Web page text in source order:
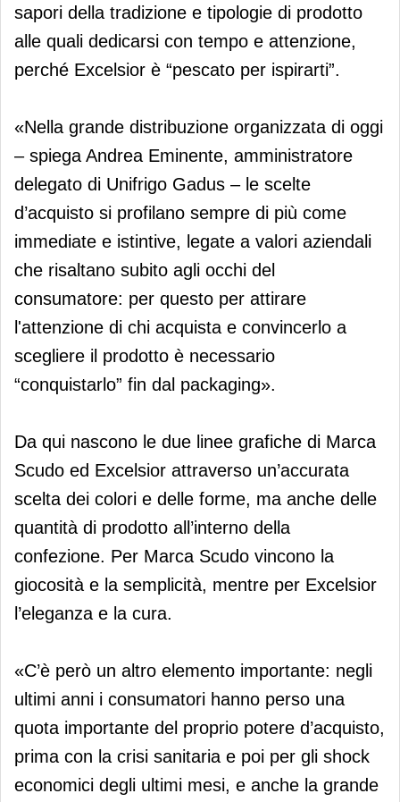
sapori della tradizione e tipologie di prodotto
alle quali dedicarsi con tempo e attenzione,
perché Excelsior è “pescato per ispirarti”.
«Nella grande distribuzione organizzata di oggi
– spiega Andrea Eminente, amministratore
delegato di Unifrigo Gadus – le scelte
d’acquisto si profilano sempre di più come
immediate e istintive, legate a valori aziendali
che risaltano subito agli occhi del
consumatore: per questo per attirare
l'attenzione di chi acquista e convincerlo a
scegliere il prodotto è necessario
“conquistarlo” fin dal packaging».
Da qui nascono le due linee grafiche di Marca
Scudo ed Excelsior attraverso un’accurata
scelta dei colori e delle forme, ma anche delle
quantità di prodotto all’interno della
confezione. Per Marca Scudo vincono la
giocosità e la semplicità, mentre per Excelsior
l’eleganza e la cura.
«C’è però un altro elemento importante: negli
ultimi anni i consumatori hanno perso una
quota importante del proprio potere d’acquisto,
prima con la crisi sanitaria e poi per gli shock
economici degli ultimi mesi, e anche la grande